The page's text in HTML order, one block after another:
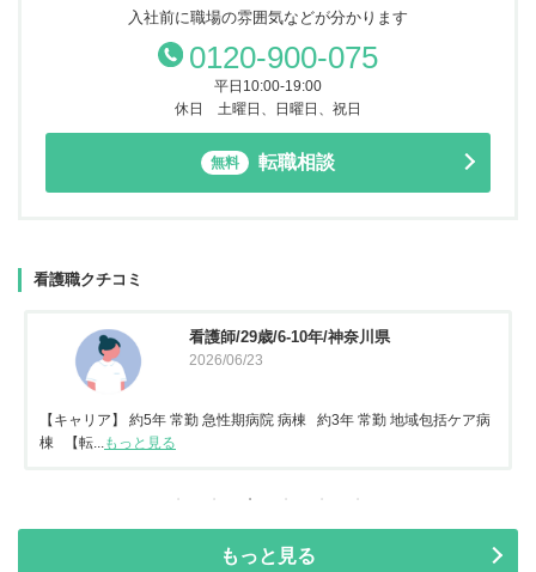
入社前に職場の雰囲気などが分かります
0120-900-075
平日10:00-19:00
休日 土曜日、日曜日、祝日
無料 転職相談
看護職クチコミ
看護師/29歳/6-10年/神奈川県
2026/06/23
【キャリア】 約5年 常勤 急性期病院 病棟 約3年 常勤 地域包括ケア病
棟 【転...もっと見る
もっと見る